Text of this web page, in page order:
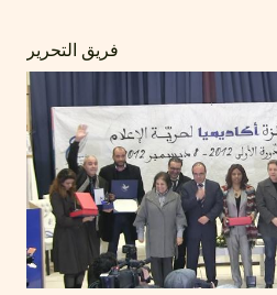
فريق التحرير